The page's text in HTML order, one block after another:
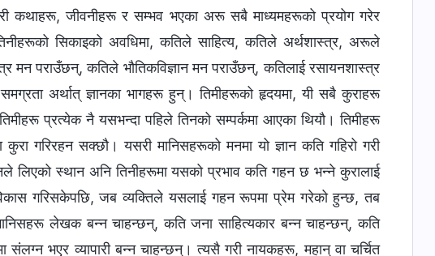
कथाहरू, जीवनीहरू र सम्‍भव भएका अरू सबै माध्यमहरूको प्रयोग गरेर
सिकाइको अवधिमा, कतिले साहित्य, कतिले अर्थशास्‍त्र, अरूले
मन पराउँछन्, कतिले भौतिकविज्ञान मन पराउँछन्, कतिलाई रसायनशास्त्र
अर्थात् ज्ञानका भागहरू हुन्। तिमीहरूको हृदयमा, यी सबै कुराहरू
प्रत्येक नै यसभन्दा पहिले तिनको सम्पर्कमा आएका थियौ। तिमीहरू
गरिरहन सक्छौ। यसरी मानिसहरूको मनमा यो ज्ञान कति गहिरो गरी
लिएको स्थान अनि तिनीहरूमा यसको प्रभाव कति गहन छ भन्‍ने कुरालाई
गरिसकेपछि, जब व्यक्तिले यसलाई गहन रूपमा प्रेम गरेको हुन्छ, तब
लेखक बन्‍न चाहन्छन्, कति जना साहित्यकार बन्‍न चाहन्छन्, कति
भएर व्यापारी बन्‍न चाहन्छन्। त्यसै गरी नायकहरू, महान् वा चर्चित